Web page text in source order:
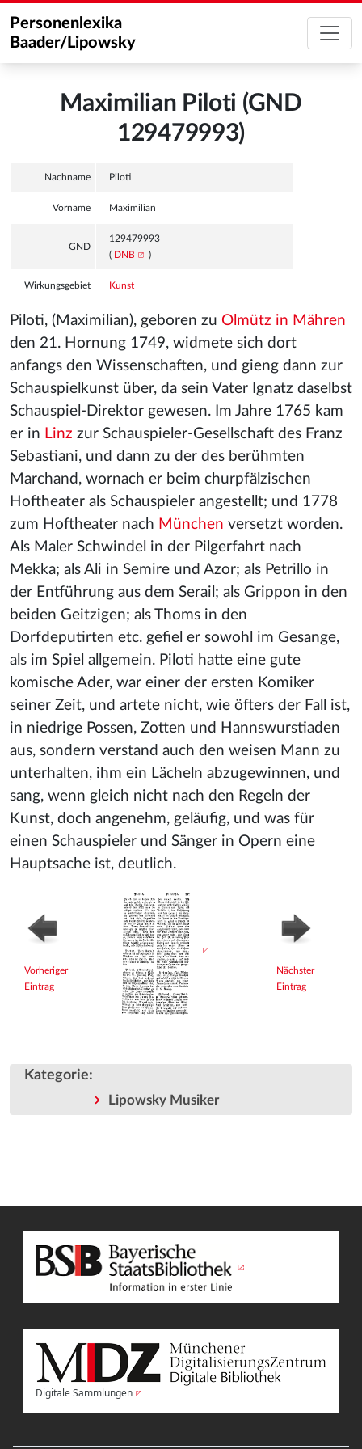
Personenlexika
Baader/Lipowsky
Maximilian Piloti (GND
129479993)
Nachname Piloti
Vorname Maximilian
GND
129479993
( DNB )
Wirkungsgebiet Kunst
Piloti, (Maximilian), geboren zu Olmütz in Mähren
den 21. Hornung 1749, widmete sich dort
anfangs den Wissenschaften, und gieng dann zur
Schauspielkunst über, da sein Vater Ignatz daselbst
Schauspiel-Direktor gewesen. Im Jahre 1765 kam
er in Linz zur Schauspieler-Gesellschaft des Franz
Sebastiani, und dann zu der des berühmten
Marchand, wornach er beim churpfälzischen
Hoftheater als Schauspieler angestellt; und 1778
zum Hoftheater nach München versetzt worden.
Als Maler Schwindel in der Pilgerfahrt nach
Mekka; als Ali in Semire und Azor; als Petrillo in
der Entführung aus dem Serail; als Grippon in den
beiden Geitzigen; als Thoms in den
Dorfdeputirten etc. gefiel er sowohl im Gesange,
als im Spiel allgemein. Piloti hatte eine gute
komische Ader, war einer der ersten Komiker
seiner Zeit, und artete nicht, wie öfters der Fall ist,
in niedrige Possen, Zotten und Hannswurstiaden
aus, sondern verstand auch den weisen Mann zu
unterhalten, ihm ein Lächeln abzugewinnen, und
sang, wenn gleich nicht nach den Regeln der
Kunst, doch angenehm, geläufig, und was für
einen Schauspieler und Sänger in Opern eine
Hauptsache ist, deutlich.
Vorheriger
Eintrag
Nächster
Eintrag
Kategorie:
Lipowsky Musiker
Digitale Sammlungen